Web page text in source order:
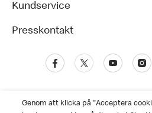
Kundservice
Presskontakt
Genom att klicka på "Acceptera